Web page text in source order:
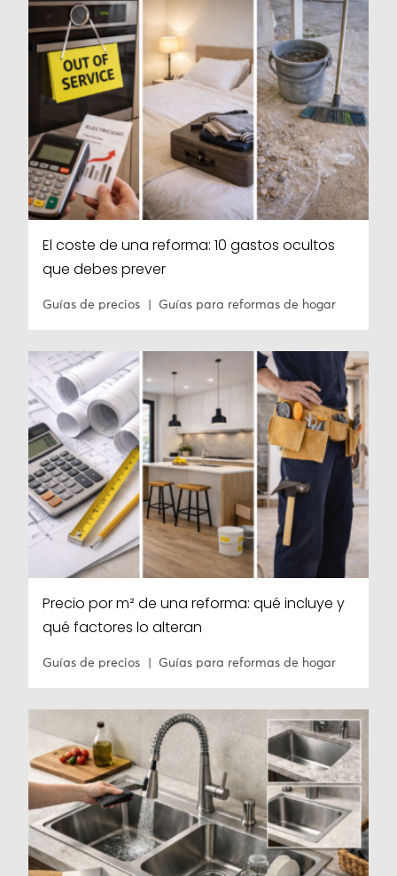
El coste de una reforma: 10 gastos ocultos
que debes prever
Guías de precios Guías para reformas de hogar
Precio por m² de una reforma: qué incluye y
qué factores lo alteran
Guías de precios Guías para reformas de hogar